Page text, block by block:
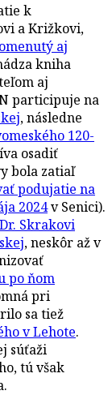
k
a Križkovi,
aj
kniha
aj
participuje na
, následne
120-
osadiť
bola zatiaľ
podujatie na
2024v Senici).
Skrakovi
, neskôr až v
po ňom
pri
sa tiež
v Lehote.
súťaži
tú však